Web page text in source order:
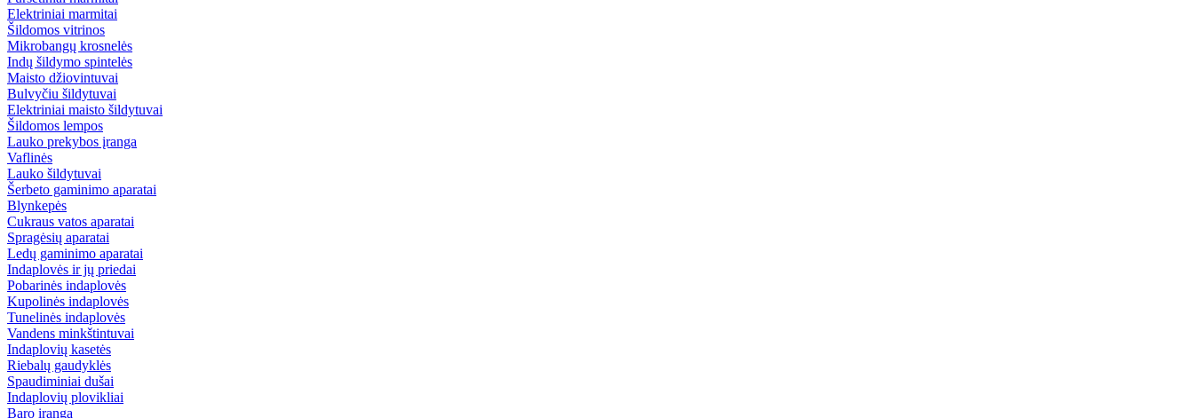
Elektriniai marmitai
Šildomos vitrinos
Mikrobangų krosnelės
Indų šildymo spintelės
Maisto džiovintuvai
Bulvyčiu šildytuvai
Elektriniai maisto šildytuvai
Šildomos lempos
Lauko prekybos įranga
Vaflinės
Lauko šildytuvai
Šerbeto gaminimo aparatai
Blynkepės
Cukraus vatos aparatai
Spragėsių aparatai
Ledų gaminimo aparatai
Indaplovės ir jų priedai
Pobarinės indaplovės
Kupolinės indaplovės
Tunelinės indaplovės
Vandens minkštintuvai
Indaplovių kasetės
Riebalų gaudyklės
Spaudiminiai dušai
Indaplovių plovikliai
Baro įranga